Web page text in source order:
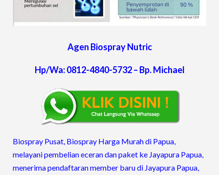
Agen Biospray Nutric
Hp/Wa: 0812-4840-5732 – Bp. Michael
Biospray Pusat, Biospray Harga Murah di Papua,
melayani pembelian eceran dan paket ke Jayapura Papua,
menerima pendaftaran member baru di Jayapura Papua,